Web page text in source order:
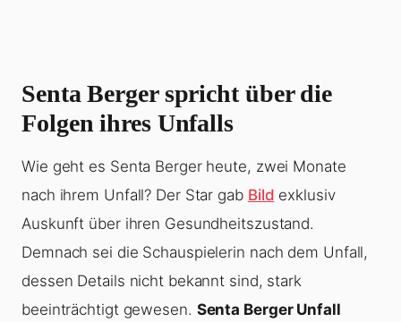
Senta Berger spricht über die
Folgen ihres Unfalls
Wie geht es Senta Berger heute, zwei Monate
nach ihrem Unfall? Der Star gab Bild exklusiv
Auskunft über ihren Gesundheitszustand.
Demnach sei die Schauspielerin nach dem Unfall,
dessen Details nicht bekannt sind, stark
beeinträchtigt gewesen. Senta Berger Unfall